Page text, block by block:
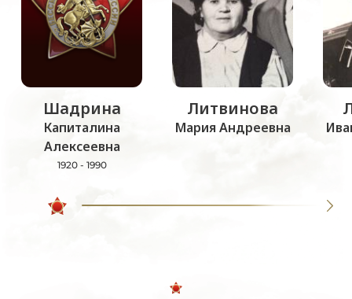
Шадрина
Капиталина
Алексеевна
1920 - 1990
Литвинова
Мария Андреевна